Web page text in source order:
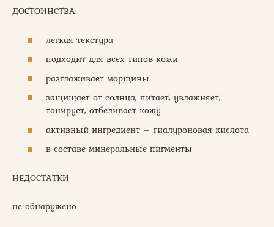
ДОСТОИНСТВА:
легкая текстура
подходит для всех типов кожи
разглаживает морщины
защищает от солнца, питает, увлажняет,
тонирует, отбеливает кожу
активный ингредиент – гиалуроновая кислота
в составе минеральные пигменты
НЕДОСТАТКИ
не обнаружено